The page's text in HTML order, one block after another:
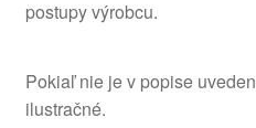
postupy výrobcu.
Pokiaľ nie je v popise
ilustračné.